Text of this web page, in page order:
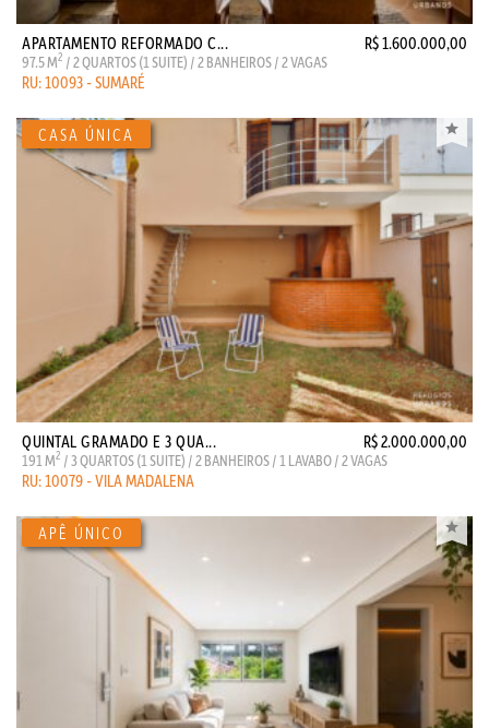
APARTAMENTO REFORMADO C... R$ 1.600.000,00
97.5 M2 / 2 QUARTOS (1 SUITE) / 2 BANHEIROS / 2 VAGAS
RU: 10093 - SUMARÉ
QUINTAL GRAMADO E 3 QUA... R$ 2.000.000,00
191 M2 / 3 QUARTOS (1 SUITE) / 2 BANHEIROS / 1 LAVABO / 2 VAGAS
RU: 10079 - VILA MADALENA